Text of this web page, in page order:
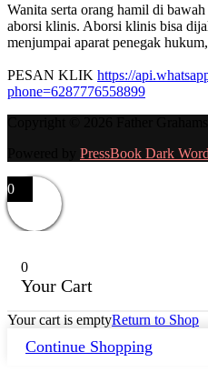
Wanita serta orang hamil di
aborsi klinis. Aborsi klinis bisa
menjumpai aparat penegak
PESAN KLIK https://
phone=6287776558899
PressBook Dark
0
0
Your Cart
Your cart is emptyReturn to Shop
Continue Shopping